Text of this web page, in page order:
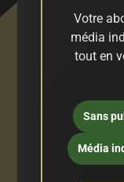
Votre
média
tout en
Sans
Média